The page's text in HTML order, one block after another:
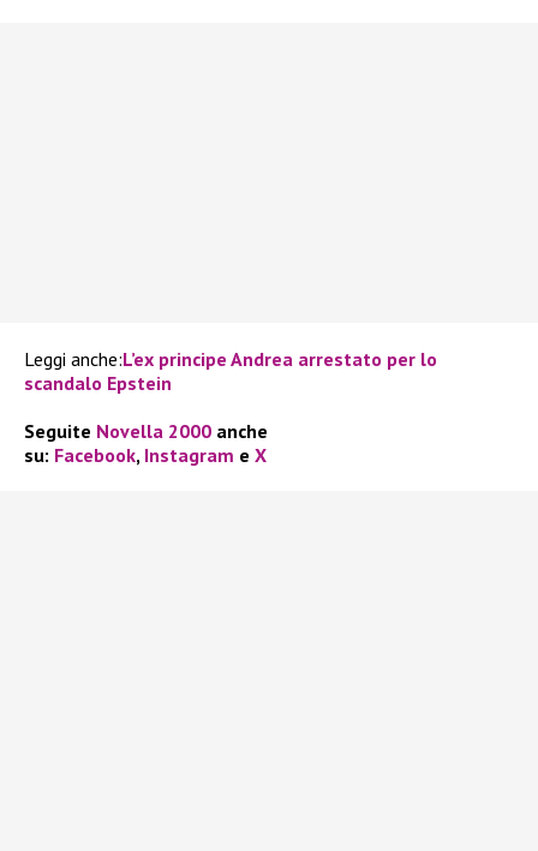
Leggi anche:L’ex principe Andrea arrestato per lo
scandalo Epstein
Seguite Novella 2000 anche
su: Facebook, Instagram e X